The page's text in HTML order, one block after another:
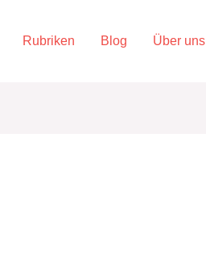
Rubriken Blog Über uns